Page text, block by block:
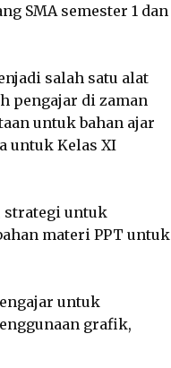
SMA semester 1 dan
salah satu alat
pengajar di zaman
untuk bahan ajar
untuk Kelas XI
strategi untuk
materi PPT untuk
untuk
grafik,